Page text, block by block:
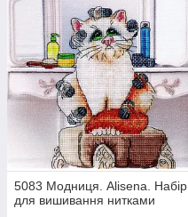
5083 Модниця. Alisena. Набір
для вишивання нитками